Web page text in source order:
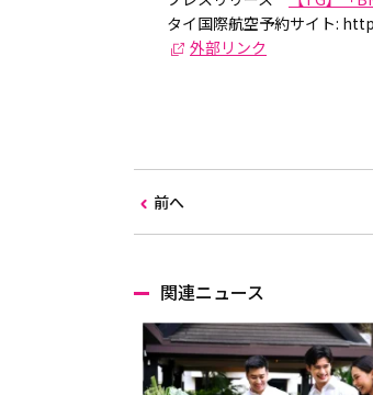
タイ国際航空予約サイト:
外部リンク
前へ
関連ニュース